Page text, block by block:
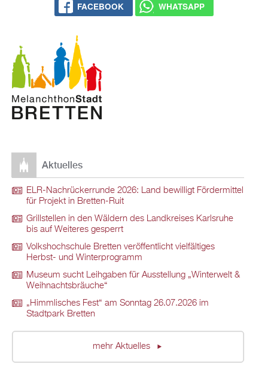
FACEBOOK WHATSAPP
Aktuelles
ELR-Nachrückerrunde 2026: Land bewilligt Fördermittel
für Projekt in Bretten-Ruit
Grillstellen in den Wäldern des Landkreises Karlsruhe
bis auf Weiteres gesperrt
Volkshochschule Bretten veröffentlicht vielfältiges
Herbst- und Winterprogramm
Museum sucht Leihgaben für Ausstellung „Winterwelt &
Weihnachtsbräuche“
„Himmlisches Fest“ am Sonntag 26.07.2026 im
Stadtpark Bretten
mehr Aktuelles